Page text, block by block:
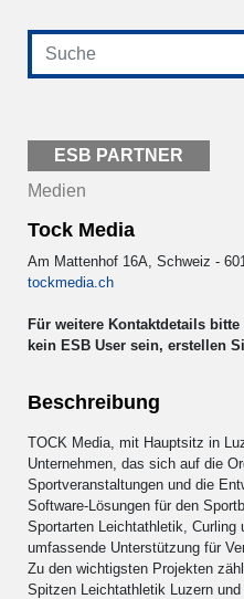
ESB PARTNER
Medien
Tock Media
Am Mattenhof 16A, Schweiz -
tockmedia.ch
Für weitere Kontaktdetails
kein ESB User sein, erstellen
Beschreibung
TOCK Media, mit Hauptsitz in
Unternehmen, das sich auf die
Sportveranstaltungen und die
Software-Lösungen für den
Sportarten Leichtathletik,
umfassende Unterstützung für
Zu den wichtigsten Projekten
Spitzen Leichtathletik Luzern